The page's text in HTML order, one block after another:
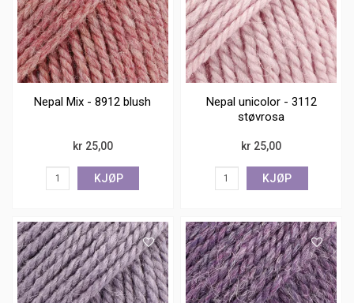
Nepal Mix - 8912 blush
kr 25,00
KJØP
Nepal unicolor - 3112
støvrosa
kr 25,00
KJØP